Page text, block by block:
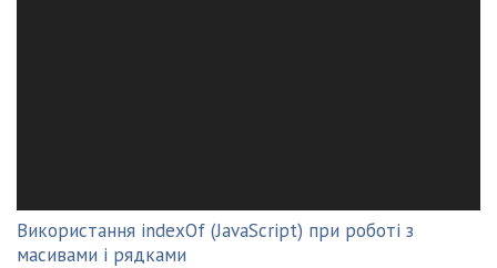
Використання indexOf (JavaScript) при роботі з
масивами і рядками